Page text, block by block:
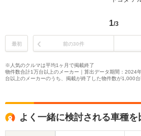
1/3
最初 前の30件
※人気のクルマは平均1ヶ月で掲載終了
物件数合計1万台以上のメーカー｜算出データ期間：2024
台以上のメーカーのうち、掲載が終了した物件数が1,000
よく一緒に検討される車種を